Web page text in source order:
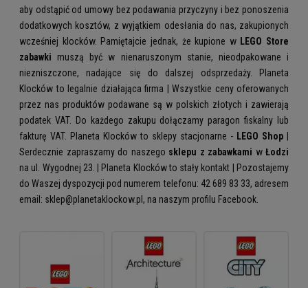
aby odstąpić od umowy bez podawania przyczyny i bez ponoszenia
dodatkowych kosztów, z wyjątkiem odesłania do nas, zakupionych
wcześniej klocków. Pamiętajcie jednak, że kupione w LEGO Store
zabawki muszą być w nienaruszonym stanie, nieodpakowane i
niezniszczone, nadające się do dalszej odsprzedaży. Planeta
Klocków to legalnie działająca firma | Wszystkie ceny oferowanych
przez nas produktów podawane są w polskich złotych i zawierają
podatek VAT. Do każdego zakupu dołączamy paragon fiskalny lub
fakturę VAT. Planeta Klocków to sklepy stacjonarne - LEGO Shop
Serdecznie zapraszamy do naszego sklepu z zabawkami w Łodzi
na ul. Wygodnej 23. | Planeta Klocków to stały kontakt | Pozostajemy
do Waszej dyspozycji pod numerem telefonu: 42 689 83 33, adresem
email: sklep@planetaklockow.pl, na naszym profilu Facebook.